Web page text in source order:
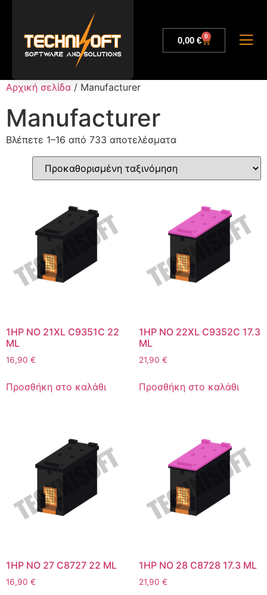
0,00 € 0
Αρχική σελίδα / Manufacturer
Manufacturer
Βλέπετε 1–16 από 733 αποτελέσματα
1HP NO 21XL C9351C 22
ML
16,90 €
Προσθήκη στο καλάθι
1HP NO 22XL C9352C 17.3
ML
21,90 €
Προσθήκη στο καλάθι
1HP NO 27 C8727 22 ML
16,90 €
1HP NO 28 C8728 17.3 ML
21,90 €